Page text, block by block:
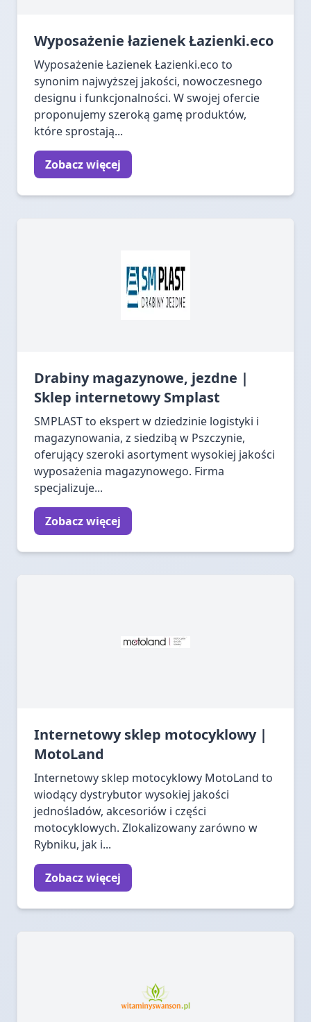
Wyposażenie łazienek Łazienki.eco
Wyposażenie Łazienek Łazienki.eco to
synonim najwyższej jakości, nowoczesnego
designu i funkcjonalności. W swojej ofercie
proponujemy szeroką gamę produktów,
które sprostają...
Zobacz więcej
Drabiny magazynowe, jezdne |
Sklep internetowy Smplast
SMPLAST to ekspert w dziedzinie logistyki i
magazynowania, z siedzibą w Pszczynie,
oferujący szeroki asortyment wysokiej jakości
wyposażenia magazynowego. Firma
specjalizuje...
Zobacz więcej
Internetowy sklep motocyklowy |
MotoLand
Internetowy sklep motocyklowy MotoLand to
wiodący dystrybutor wysokiej jakości
jednośladów, akcesoriów i części
motocyklowych. Zlokalizowany zarówno w
Rybniku, jak i...
Zobacz więcej